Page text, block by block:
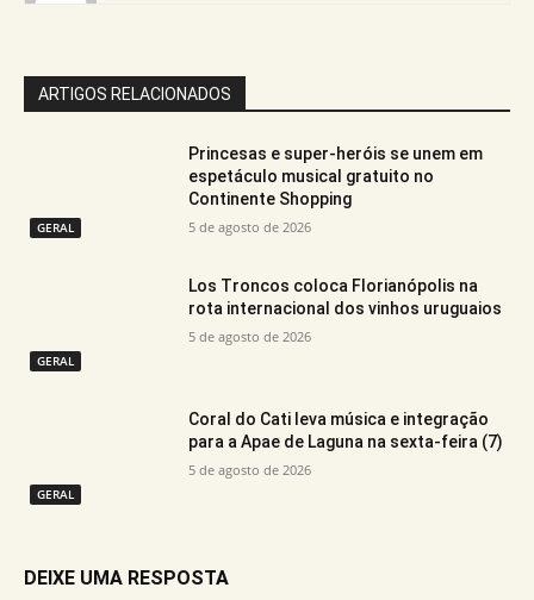
ARTIGOS RELACIONADOS
GERAL
Princesas e super-heróis se unem em
espetáculo musical gratuito no
Continente Shopping
5 de agosto de 2026
GERAL
Los Troncos coloca Florianópolis na
rota internacional dos vinhos uruguaios
5 de agosto de 2026
GERAL
Coral do Cati leva música e integração
para a Apae de Laguna na sexta-feira (7)
5 de agosto de 2026
DEIXE UMA RESPOSTA